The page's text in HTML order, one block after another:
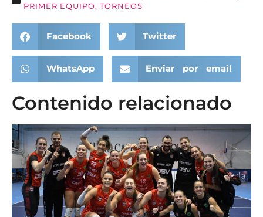
PRIMER EQUIPO, TORNEOS
Facebook Twitter
WhatsApp Enviar por email
Contenido relacionado